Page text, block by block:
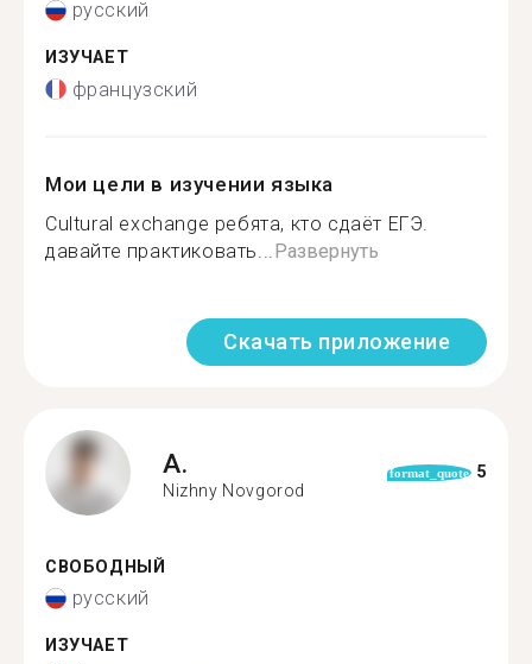
русский
ИЗУЧАЕТ
французский
Мои цели в изучении языка
Cultural exchange ребята, кто сдаёт ЕГЭ.
давайте практиковать... Развернуть
Скачать приложение
A.
Nizhny Novgorod
format_quote 5
СВОБОДНЫЙ
русский
ИЗУЧАЕТ